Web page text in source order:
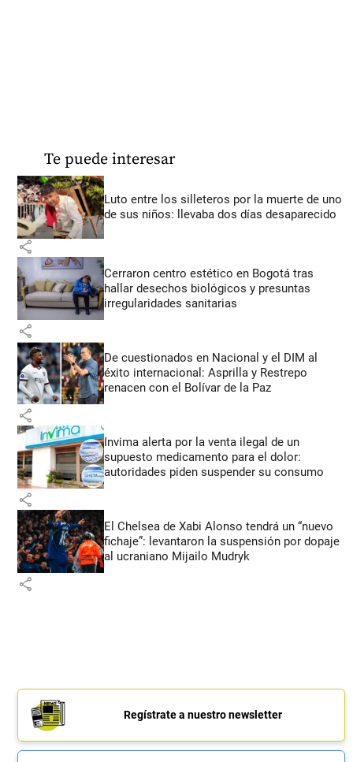
Te puede interesar
Luto entre los silleteros por la muerte de uno
de sus niños: llevaba dos días desaparecido
share
Cerraron centro estético en Bogotá tras
hallar desechos biológicos y presuntas
irregularidades sanitarias
share
De cuestionados en Nacional y el DIM al
éxito internacional: Asprilla y Restrepo
renacen con el Bolívar de la Paz
share
Invima alerta por la venta ilegal de un
supuesto medicamento para el dolor:
autoridades piden suspender su consumo
share
El Chelsea de Xabi Alonso tendrá un “nuevo
fichaje”: levantaron la suspensión por dopaje
al ucraniano Mijailo Mudryk
share
Regístrate a nuestro newsletter